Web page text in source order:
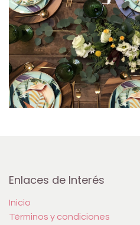
Enlaces de Interés
Inicio
Términos y condiciones